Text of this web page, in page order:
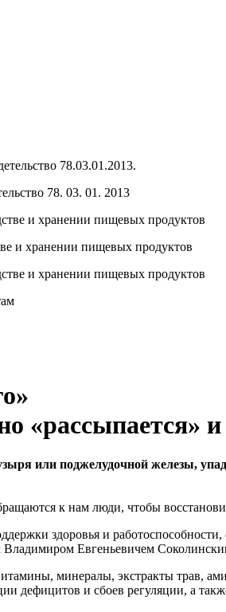
78. 03. 01. 2013
и хранении пищевых продуктов
«рассыпается»
или поджелудочной железы,
к нам люди, чтобы
здоровья и
Владимиром Евгеньевичем
минералы, экстракты трав,
дефицитов и сбоев регуляции, а